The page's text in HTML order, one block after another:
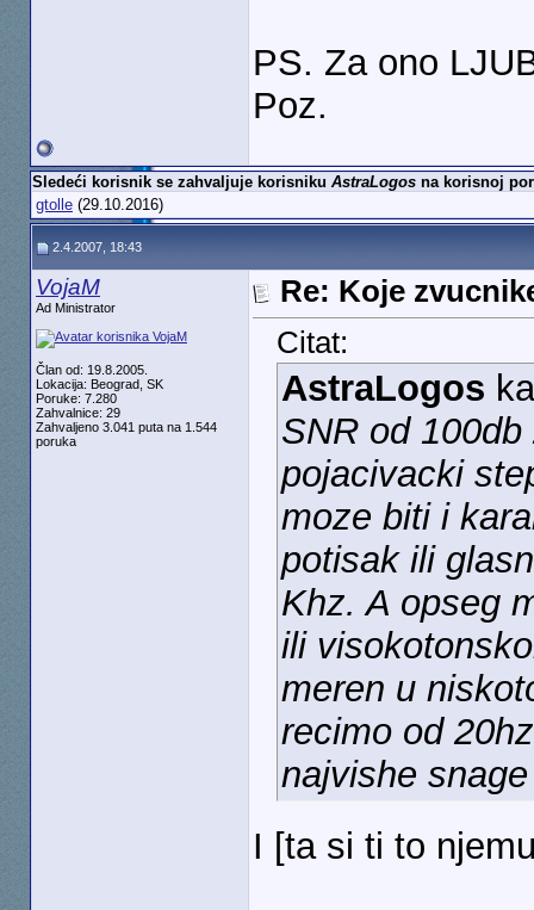
PS. Za ono
Poz.
Sledeći korisnik se zahvaljuje korisniku AstraLogosna korisnoj
gtolle(29.10.2016)
2.4.2007, 18:43
VojaM
Ad Ministrator
Član od: 19.8.2005.
Lokacija: Beograd, SK
Poruke: 7.280
Zahvalnice: 29
Zahvaljeno 3.041 puta na 1.544
poruka
Re: Koje
Citat:
AstraLogos
SNR od
pojacivacki
moze biti i
potisak ili
Khz. A opseg
ili
meren u
recimo od
najvishe
I [ta si ti to